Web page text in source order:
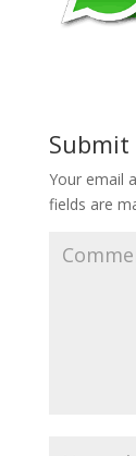
Your email
fields are